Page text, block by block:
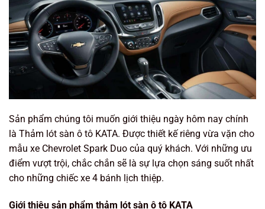
Sản phẩm chúng tôi muốn giới thiệu ngày hôm nay chính
là Thảm lót sàn ô tô KATA. Được thiết kế riêng vừa vặn cho
mẫu xe Chevrolet Spark Duo của quý khách. Với những ưu
điểm vượt trội, chắc chắn sẽ là sự lựa chọn sáng suốt nhất
cho những chiếc xe 4 bánh lịch thiệp.
Giới thiệu sản phẩm thảm lót sàn ô tô KATA